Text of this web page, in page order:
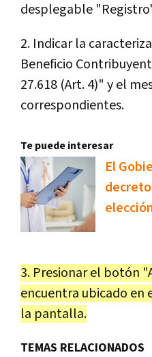
desplegable
2. Indicar la
Beneficio
27.618 (Art. 4)" y el
correspondientes.
Te puede interesar
El
3. Presionar el botón
encuentra ubicado en
la pantalla.
TEMAS RELACIONADOS